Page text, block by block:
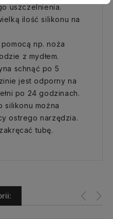
uszczelnienia.
ilość silikonu na
np. noża
z mydłem.
schnąć po 5
jest odporny na
po 24 godzinach.
silikonu można
ostrego narzędzia.
tubę.